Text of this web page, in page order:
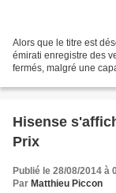
Alors que le titre est
émirati enregistre des
fermés, malgré une
Hisense
Prix
Publié le 28/08/2014 à
Par Matthieu Piccon